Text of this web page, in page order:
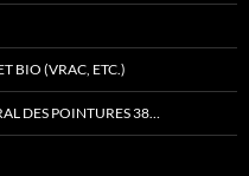
BIO (VRAC, ETC.)
DES POINTURES 38…